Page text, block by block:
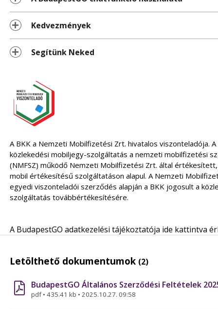
Kedvezmények
Segítünk Neked
A BKK a Nemzeti Mobilfizetési Zrt. hivatalos viszonteladója.
közlekedési mobiljegy-szolgáltatás a nemzeti mobilfizetési
(NMFSZ) működő Nemzeti Mobilfizetési Zrt. által
mobil értékesítésű szolgáltatáson alapul. A Nemzeti
egyedi viszonteladói szerződés alapján a BKK jogosult a
szolgáltatás továbbértékesítésére.
A BudapestGO adatkezelési tájékoztatója ide kattintva
Letölthető dokumentumok (2)
BudapestGO Általános Szerződési Feltételek
pdf• 435.41 kb • 2025.10.27. 09:58